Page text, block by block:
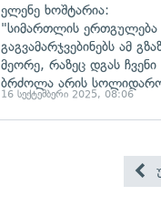
ელენე ხოშტარია:
"სიმართლის ერთგულება
გაგვამარჯვებინებს ამ
მეორე, რაზეც დგას ჩვენი
ბრძოლა არის
16 სექტემბერი 2025, 08:06